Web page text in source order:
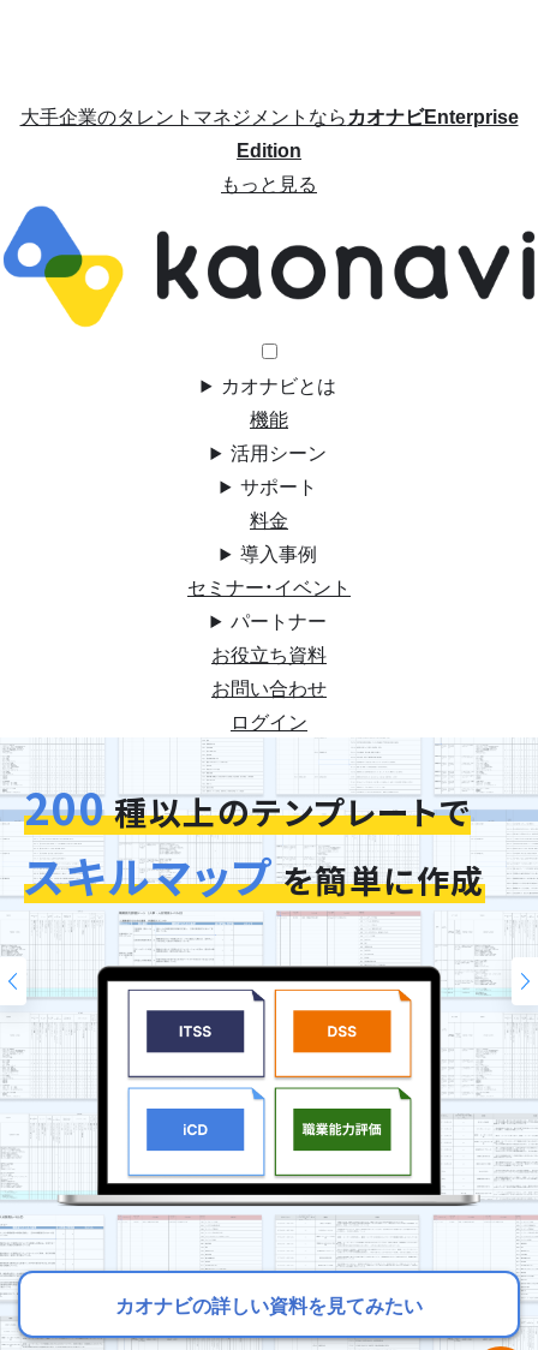
大手企業のタレントマネジメントならカオナビEnterprise
Edition
もっと見る
カオナビとは
機能
活用シーン
サポート
料金
導入事例
セミナー・イベント
パートナー
お役立ち資料
お問い合わせ
ログイン
カオナビの詳しい資料を見てみたい
200
スキルマップ
カオナビの詳しい資料を見てみたい
今お使いの評価シートを
そのまま再現
カオナビの詳しい資料を見てみたい